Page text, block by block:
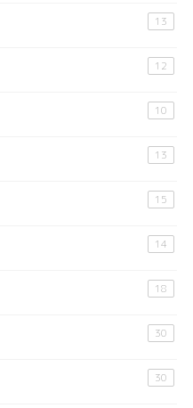
13
12
10
13
15
14
18
30
30